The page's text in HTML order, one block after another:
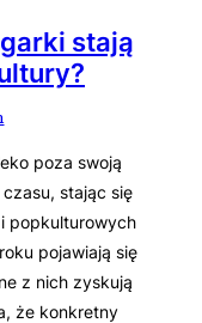
stają
poza swoją
stając się
popkulturowych
pojawiają się
z nich zyskują
że konkretny